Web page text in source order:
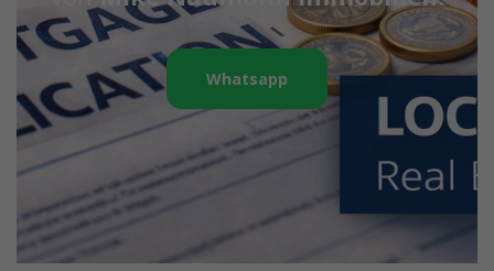
Whatsapp